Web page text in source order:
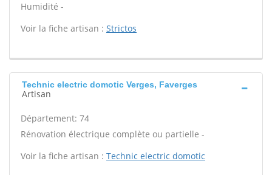
Humidité -
Voir la fiche artisan : Strictos
Technic electric domotic Verges, Faverges
Artisan
Département: 74
Rénovation électrique complète ou partielle -
Voir la fiche artisan : Technic electric domotic